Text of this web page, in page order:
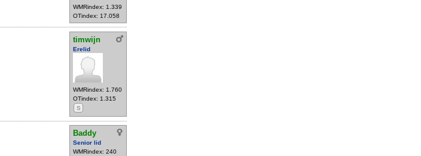
WMRindex: 1.339
OTindex: 17.058
timwijn
Erelid
WMRindex: 1.760
OTindex: 1.315
S
Baddy
Senior lid
WMRindex: 240